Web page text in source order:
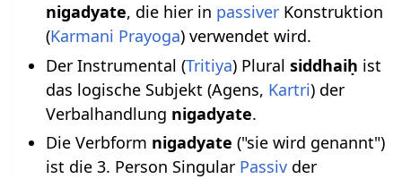
nigadyate, die hier in passiverKonstruktion
(Karmani Prayoga) verwendet wird.
Der Instrumental (Tritiya) Plural siddhaiḥ ist
das logische Subjekt (Agens, Kartri) der
Verbalhandlung nigadyate.
Die Verbform nigadyate ("sie wird genannt")
ist die 3. Person Singular Passivder